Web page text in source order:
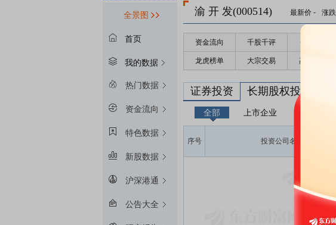
全景图
首页
我的数据
热门数据
资金流向
特色数据
新股数据
沪深港通
公告大全
渝 开 发(000514) 最新价 - 涨跌
资金流向 千股千评 公告
龙虎榜单 大宗交易 高管持股
证券投资 长期股权投资
全部 上市企业
序号 投资公司名称